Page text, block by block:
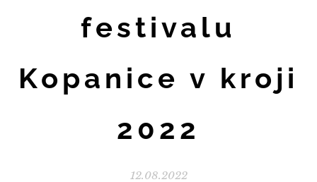
festivalu
Kopanice v kroji
2022
12.08.2022